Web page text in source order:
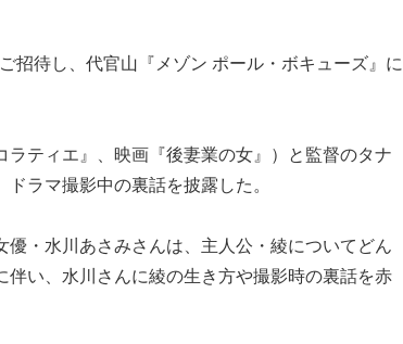
招待し、代官山『メゾン ポール・ボキューズ』に
ティエ』、映画『後妻業の女』）と監督のタナ
ラマ撮影中の裏話を披露した。
・水川あさみさんは、主人公・綾についてどん
い、水川さんに綾の生き方や撮影時の裏話を赤